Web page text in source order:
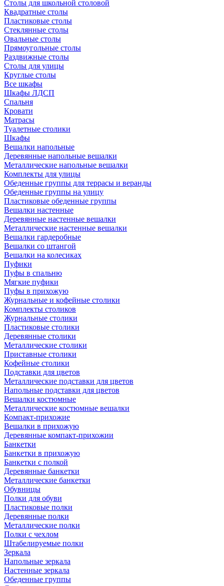
Столы для школьной столовой
Квадратные столы
Пластиковые столы
Стеклянные столы
Овальные столы
Прямоугольные столы
Раздвижные столы
Столы для улицы
Круглые столы
Все шкафы
Шкафы ЛДСП
Спальня
Кровати
Матрасы
Туалетные столики
Шкафы
Вешалки напольные
Деревянные напольные вешалки
Металлические напольные вешалки
Комплекты для улицы
Обеденные группы для террасы и веранды
Обеденные группы на улицу
Пластиковые обеденные группы
Вешалки настенные
Деревянные настенные вешалки
Металлические настенные вешалки
Вешалки гардеробные
Вешалки со штангой
Вешалки на колесиках
Пуфики
Пуфы в спальню
Мягкие пуфики
Пуфы в прихожую
Журнальные и кофейные столики
Комплекты столиков
Журнальные столики
Пластиковые столики
Деревянные столики
Металлические столики
Приставные столики
Кофейные столики
Подставки для цветов
Металлические подставки для цветов
Напольные подставки для цветов
Вешалки костюмные
Металлические костюмные вешалки
Компакт-прихожие
Вешалки в прихожую
Деревянные компакт-прихожии
Банкетки
Банкетки в прихожую
Банкетки с полкой
Деревянные банкетки
Металлические банкетки
Обувницы
Полки для обуви
Пластиковые полки
Деревянные полки
Металлические полки
Полки с чехлом
Штабелируемые полки
Зеркала
Напольные зеркала
Настенные зеркала
Обеденные группы